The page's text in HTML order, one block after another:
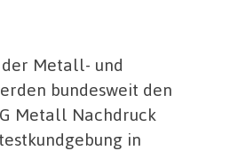
Metall- und
bundesweit den
Metall Nachdruck
in